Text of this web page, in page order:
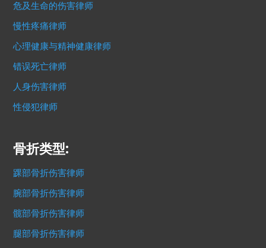
危及生命的伤害律师
慢性疼痛律师
心理健康与精神健康律师
错误死亡律师
人身伤害律师
性侵犯律师
骨折类型:
踝部骨折伤害律师
腕部骨折伤害律师
髋部骨折伤害律师
腿部骨折伤害律师